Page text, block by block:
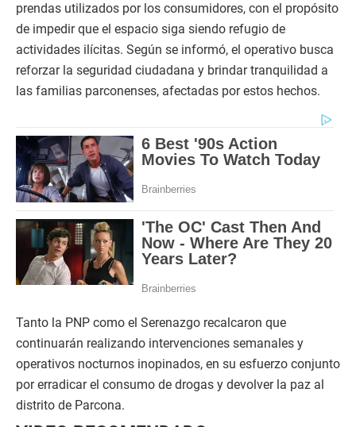
prendas utilizados por los consumidores, con el propósito
de impedir que el espacio siga siendo refugio de
actividades ilícitas. Según se informó, el operativo busca
reforzar la seguridad ciudadana y brindar tranquilidad a
las familias parconenses, afectadas por estos hechos.
Tanto la PNP como el Serenazgo recalcaron que
continuarán realizando intervenciones semanales y
operativos nocturnos inopinados, en su esfuerzo conjunto
por erradicar el consumo de drogas y devolver la paz al
distrito de Parcona.